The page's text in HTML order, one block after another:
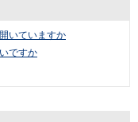
いていますか
ですか